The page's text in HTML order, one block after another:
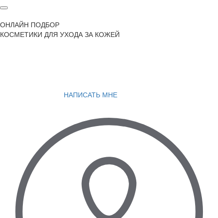
ОНЛАЙН ПОДБОР
КОСМЕТИКИ ДЛЯ УХОДА ЗА КОЖЕЙ
НАПИСАТЬ МНЕ